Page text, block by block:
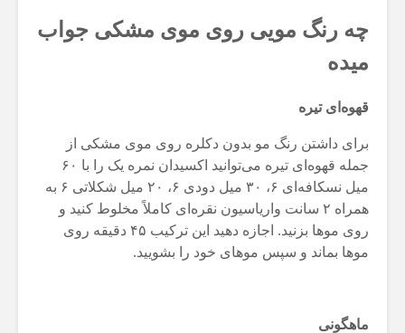
چه رنگ مویی روی موی مشکی جواب
میده
قهوه‌ای تیره
برای داشتن رنگ مو بدون دکلره روی موی مشکی از
جمله قهوه‌ای تیره می‌توانید اکسیدان نمره یک را با ۶۰
میل نسکافه‌ای ۶، ۳۰ میل دودی ۶، ۲۰ میل شکلاتی ۶ به
همراه ۲ سانت واریاسیون نقره‌ای کاملاً مخلوط کنید و
روی موها بزنید. اجازه دهید این ترکیب ۴۵ دقیقه روی
موها بماند و سپس موهای خود را بشویید.
ماهگونی